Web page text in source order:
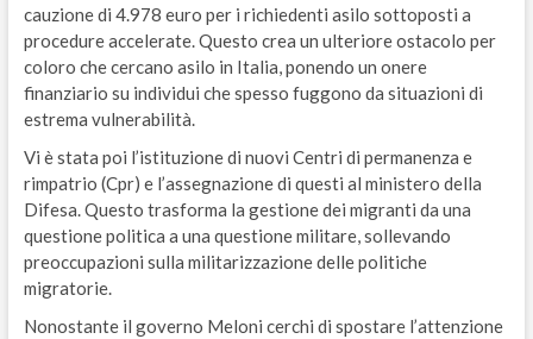
cauzione di 4.978 euro per i richiedenti asilo sottoposti a
procedure accelerate. Questo crea un ulteriore ostacolo per
coloro che cercano asilo in Italia, ponendo un onere
finanziario su individui che spesso fuggono da situazioni di
estrema vulnerabilità.
Vi è stata poi l’istituzione di nuovi Centri di permanenza e
rimpatrio (Cpr) e l’assegnazione di questi al ministero della
Difesa. Questo trasforma la gestione dei migranti da una
questione politica a una questione militare, sollevando
preoccupazioni sulla militarizzazione delle politiche
migratorie.
Nonostante il governo Meloni cerchi di spostare l’attenzione